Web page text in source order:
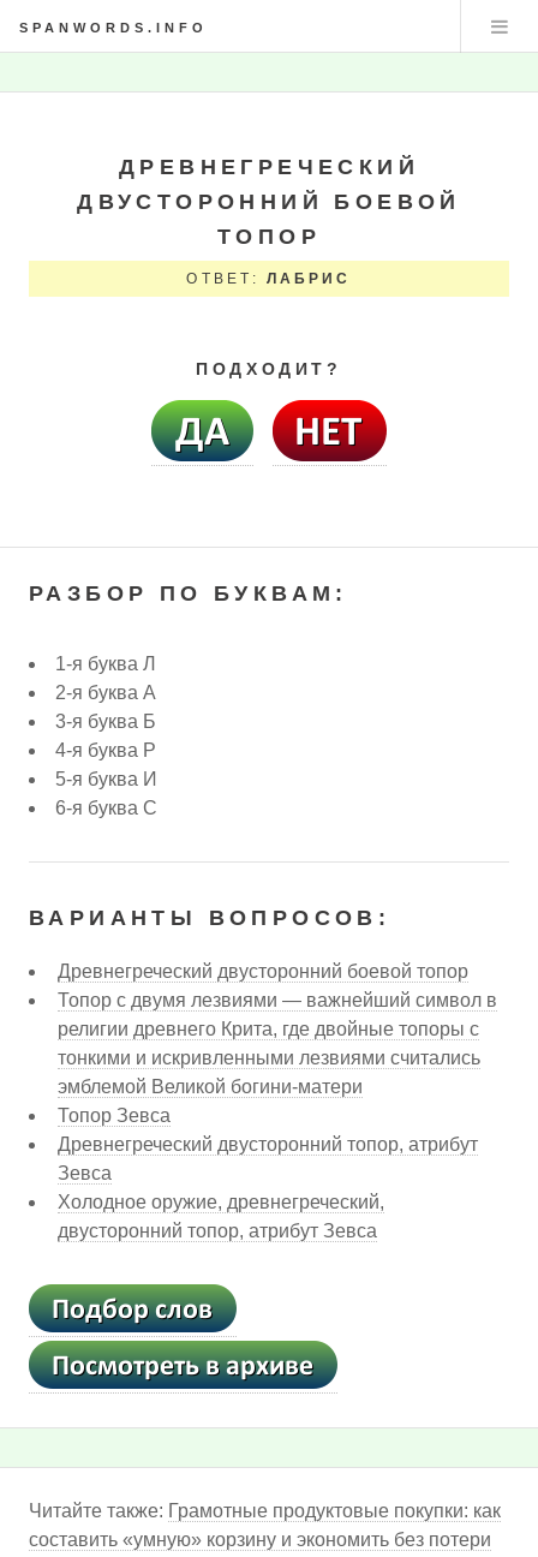
SPANWORDS.INFO
ДРЕВНЕГРЕЧЕСКИЙ
ДВУСТОРОННИЙ БОЕВОЙ
ТОПОР
ОТВЕТ:ЛАБРИС
ПОДХОДИТ?
РАЗБОР ПО БУКВАМ:
1-я буква Л
2-я буква А
3-я буква Б
4-я буква Р
5-я буква И
6-я буква С
ВАРИАНТЫ ВОПРОСОВ:
Древнегреческий двусторонний боевой топор
Топор с двумя лезвиями — важнейший символ в
религии древнего Крита, где двойные топоры с
тонкими и искривленными лезвиями считались
эмблемой Великой богини-матери
Топор Зевса
Древнегреческий двусторонний топор, атрибут
Зевса
Холодное оружие, древнегреческий,
двусторонний топор, атрибут Зевса
Читайте также: Грамотные продуктовые покупки: как
составить «умную» корзину и экономить без потери